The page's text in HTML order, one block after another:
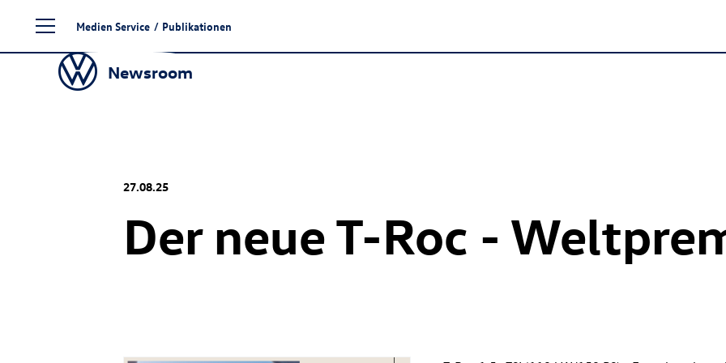
Seiteninhalt
springen
Medien Service / Publikationen
Newsroom
27.08.25
Der neueT-Roc -